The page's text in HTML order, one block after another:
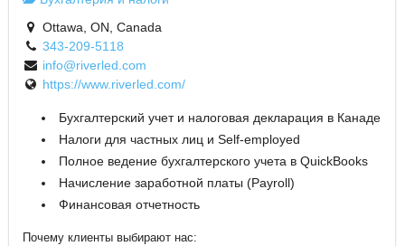
Ottawa, ON, Canada
343-209-5118
info@riverled.com
https://www.riverled.com/
Бухгалтерский учет и налоговая декларация в Канаде
Налоги для частных лиц и Self-employed
Полное ведение бухгалтерского учета в QuickBooks
Начисление заработной платы (Payroll)
Финансовая отчетность
Почему клиенты выбирают нас: